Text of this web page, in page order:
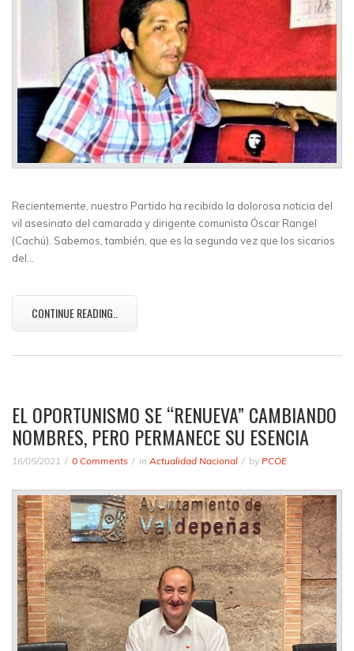
Recientemente, nuestro Partido ha recibido la dolorosa noticia del
vil asesinato del camarada y dirigente comunista Óscar Rangel
(Cachú). Sabemos, también, que es la segunda vez que los sicarios
del…
CONTINUE READING..
EL OPORTUNISMO SE “RENUEVA” CAMBIANDO
NOMBRES, PERO PERMANECE SU ESENCIA
16/05/2021 0 Comments in Actualidad Nacional by PCOE